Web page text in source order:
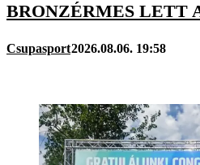
BRONZÉRMES LETT
Csupasport2026.08.06. 19:58